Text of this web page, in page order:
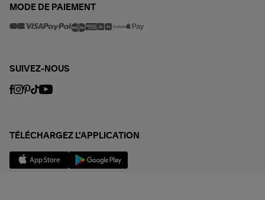
MODE DE PAIEMENT
SUIVEZ-NOUS
TÉLÉCHARGEZ L'APPLICATION